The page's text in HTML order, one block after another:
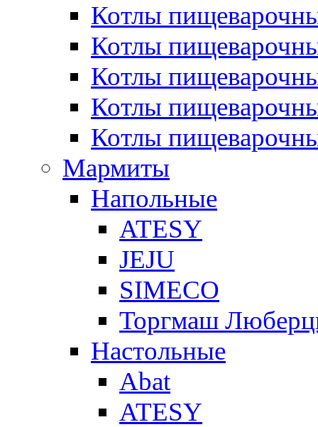
Котлы
Котлы
Котлы
Котлы
Котлы
Мармиты
Напольные
ATESY
JEJU
SIMECO
Торгмаш
Настольные
Abat
ATESY